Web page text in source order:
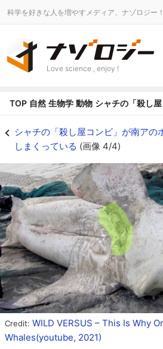
科学を好きな人を増やすメディア、ナゾロジー！
Love science , enjoy !
TOP 自然 生物学 動物 シャチの「殺し
シャチの「殺し屋コンビ」が南アの
しまくっている (画像 4/4)
Credit: WILD VERSUS – This Is Why
Whales(youtube, 2021)